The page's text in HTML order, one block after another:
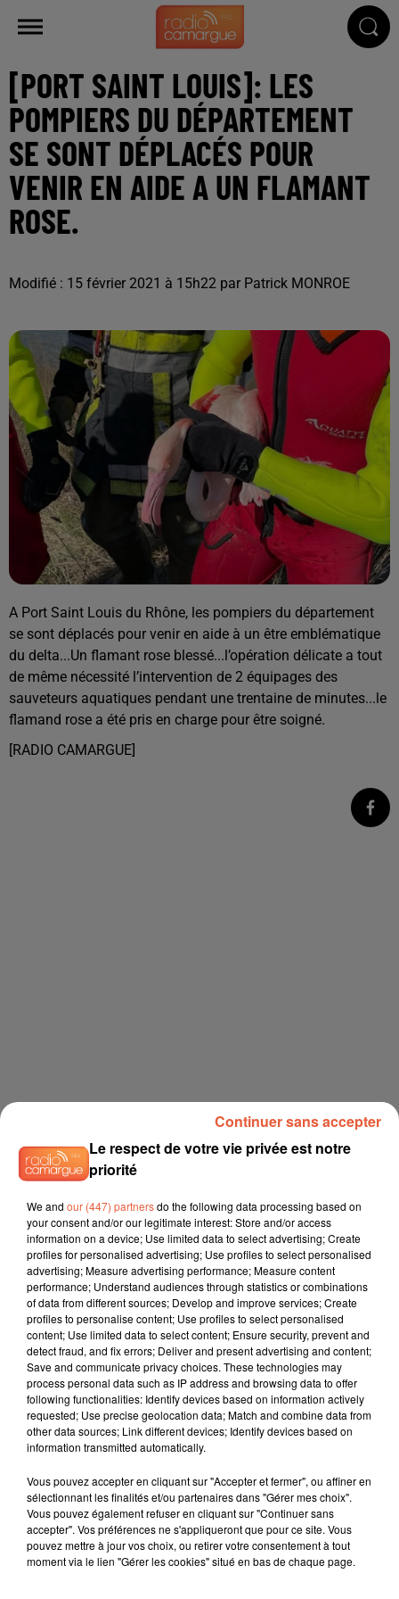
[PORT SAINT LOUIS]: LES
POMPIERS DU DÉPARTEMENT
SE SONT DÉPLACÉS POUR
VENIR EN AIDE A UN FLAMANT
ROSE.
Modifié : 15 février 2021 à 15h22 par Patrick MONROE
A Port Saint Louis du Rhône, les pompiers du département
se sont déplacés pour venir en aide à un être emblématique
du delta...Un flamant rose blessé...l’opération délicate a tout
de même nécessité l’intervention de 2 équipages des
sauveteurs aquatiques pendant une trentaine de minutes...le
flamand rose a été pris en charge pour être soigné.
[RADIO CAMARGUE]
À LA UNE
Le respect de votre vie privée est notre
priorité
We and our (447) partnersdo the following data processing based on
your consent and/or our legitimate interest: Store and/or access
information on a device; Use limited data to select advertising; Create
profiles for personalised advertising; Use profiles to select personalised
advertising; Measure advertising performance; Measure content
performance; Understand audiences through statistics or combinations
of data from different sources; Develop and improve services; Create
profiles to personalise content; Use profiles to select personalised
content; Use limited data to select content; Ensure security, prevent and
detect fraud, and fix errors; Deliver and present advertising and content;
Save and communicate privacy choices. These technologies may
process personal data such as IP address and browsing data to offer
following functionalities: Identify devices based on information actively
requested; Use precise geolocation data; Match and combine data from
other data sources; Link different devices; Identify devices based on
information transmitted automatically.
Vous pouvez accepter en cliquant sur "Accepter et fermer", ou affiner en
sélectionnant les finalités et/ou partenaires dans "Gérer mes choix".
Vous pouvez également refuser en cliquant sur "Continuer sans
accepter". Vos préférences ne s'appliqueront que pour ce site. Vous
pouvez mettre à jour vos choix, ou retirer votre consentement à tout
moment via le lien "Gérer les cookies" situé en bas de chaque page.
Continuer sans accepter